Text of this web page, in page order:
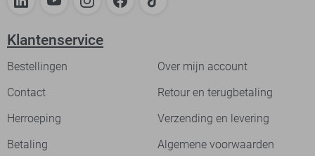
Klantenservice
Bestellingen
Over mijn account
Contact
Retour en terugbetaling
Herroeping
Verzending en levering
Betaling
Algemene voorwaarden